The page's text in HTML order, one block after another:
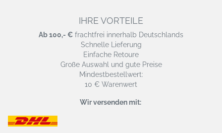
IHRE VORTEILE
Ab 100,- € frachtfrei innerhalb Deutschlands
Schnelle Lieferung
Einfache Retoure
Große Auswahl und gute Preise
Mindestbestellwert:
10 € Warenwert
Wir versenden mit: